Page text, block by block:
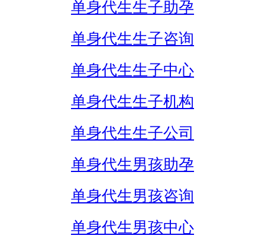
单身代生生子助孕
单身代生生子咨询
单身代生生子中心
单身代生生子机构
单身代生生子公司
单身代生男孩助孕
单身代生男孩咨询
单身代生男孩中心